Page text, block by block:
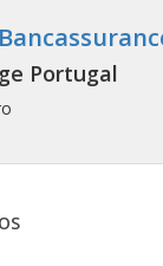
Portugal